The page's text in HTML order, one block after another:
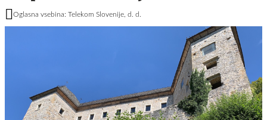
Oglasna vsebina: Telekom Slovenije, d. d.